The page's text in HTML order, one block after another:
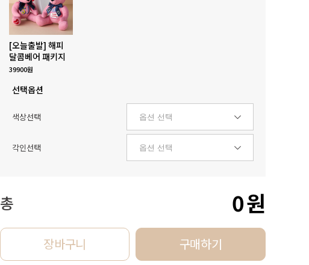
[오늘출발] 해피
달콤베어 패키지
39900원
선택옵션
색상선택
각인선택
총 0원
장바구니 구매하기